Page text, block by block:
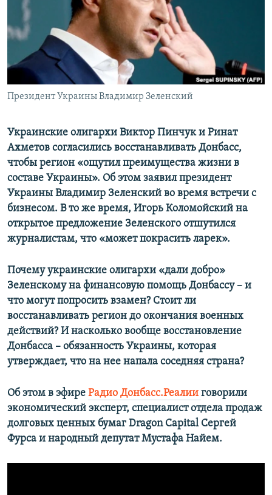
ПОБЕДИТЕЛЕЙ НЕ СУДЯТ?
КРЫМ.НЕПОКОРЕННЫЙ
ELIFBE
УКРАИНСКАЯ ПРОБЛЕМА КРЫМА
ПРИСОЕДИНЯЙТЕСЬ!
Все сайты RFE/RL
Президент Украины Владимир Зеленский
Украинские олигархи Виктор Пинчук и Ринат
Ахметов согласились восстанавливать Донбасс,
чтобы регион «ощутил преимущества жизни в
составе Украины». Об этом заявил президент
Украины Владимир Зеленский во время встречи с
бизнесом. В то же время, Игорь Коломойский на
открытое предложение Зеленского отшутился
журналистам, что «может покрасить ларек».
Почему украинские олигархи «дали добро»
Зеленскому на финансовую помощь Донбассу – и
что могут попросить взамен? Стоит ли
восстанавливать регион до окончания военных
действий? И насколько вообще восстановление
Донбасса – обязанность Украины, которая
утверждает, что на нее напала соседняя страна?
Об этом в эфире Радио Донбасс.Реалии говорили
экономический эксперт, специалист отдела продаж
долговых ценных бумаг Dragon Capital Сергей
Фурса и народный депутат Мустафа Найем.